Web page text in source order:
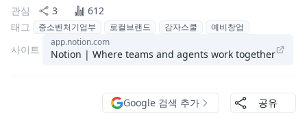
관심
3
612
태그
중소벤처기업부 로컬브랜드 감자스쿨 예비창업
사이트
app.notion.com
Notion | Where teams and agents work together
Google 검색 추가 공유